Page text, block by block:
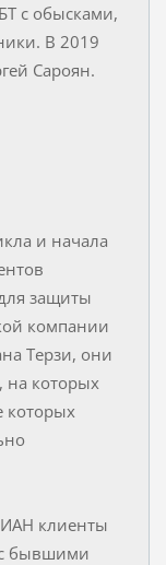
с обысками,
В 2019
Сароян.
и начала
защиты
компании
Терзи, они
на которых
которых
клиенты
с бывшими